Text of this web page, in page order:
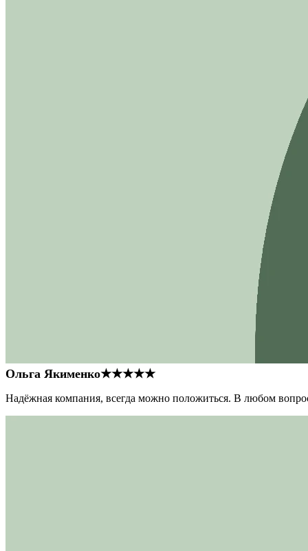
Ольга Якименко★★★★★
Надёжная компания, всегда можно положиться. В любом